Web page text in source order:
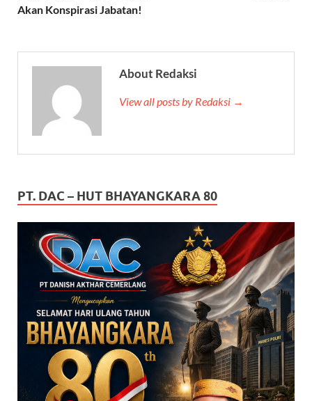
Akan Konspirasi Jabatan!
About Redaksi
View all posts by Redaksi →
PT. DAC – HUT BHAYANGKARA 80